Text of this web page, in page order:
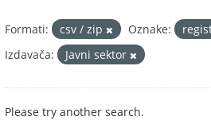
Formati: csv / zip Oznake:
Izdavača:
Javni sektor
Please try another search.